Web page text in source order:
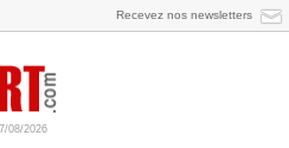
Recevez nos newsletters
08/2026